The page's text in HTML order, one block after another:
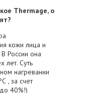
Thermage, о
кожи лица и
России она
лет. Суть
нагревании
, за счет
40%!)